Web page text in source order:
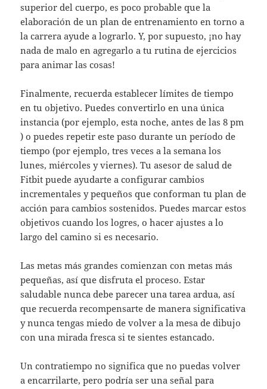
superior del cuerpo, es poco probable que la
elaboración de un plan de entrenamiento en torno a
la carrera ayude a lograrlo. Y, por supuesto, ¡no hay
nada de malo en agregarlo a tu rutina de ejercicios
para animar las cosas!
Finalmente, recuerda establecer límites de tiempo
en tu objetivo. Puedes convertirlo en una única
instancia (por ejemplo, esta noche, antes de las 8 pm
) o puedes repetir este paso durante un período de
tiempo (por ejemplo, tres veces a la semana los
lunes, miércoles y viernes). Tu asesor de salud de
Fitbit puede ayudarte a configurar cambios
incrementales y pequeños que conforman tu plan de
acción para cambios sostenidos. Puedes marcar estos
objetivos cuando los logres, o hacer ajustes a lo
largo del camino si es necesario.
Las metas más grandes comienzan con metas más
pequeñas, así que disfruta el proceso. Estar
saludable nunca debe parecer una tarea ardua, así
que recuerda recompensarte de manera significativa
y nunca tengas miedo de volver a la mesa de dibujo
con una mirada fresca si te sientes estancado.
Un contratiempo no significa que no puedas volver
a encarrilarte, pero podría ser una señal para